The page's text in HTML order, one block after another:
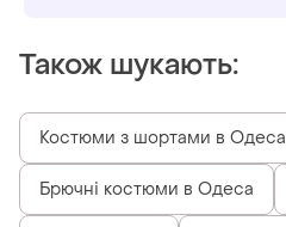
Також шукають:
Костюми з шортами в Одеса
Брючні костюми в Одеса